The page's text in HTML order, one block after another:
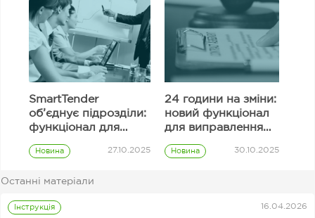
Останні матеріали
Інструкція 16.04.2026
SmartTender
об’єднує підрозділи:
функціонал для
закупівель
Новина
закупівлі
27.10.2025
24 години на зміни:
новий функціонал
для виправлення
тендерної
Новина 30.10.2025